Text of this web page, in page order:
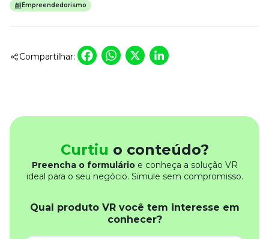
Empreendedorismo
Compartilhar: Facebook
WhatsApp
X
Curtiu o conteúdo?
Preencha o formulárioe conheça a solução VR
ideal para o seu negócio. Simule sem compromisso.
Qual produto VR você tem interesse em
conhecer?